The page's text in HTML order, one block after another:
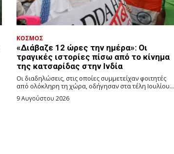
ΚΟΣΜΟΣ
«Διάβαζε 12 ώρες την ημέρα»: Οι
τραγικές ιστορίες πίσω από το κίνημα
της κατσαρίδας στην Ινδία
Οι διαδηλώσεις, στις οποίες συμμετείχαν φοιτητές
από ολόκληρη τη χώρα, οδήγησαν στα τέλη Ιουλίου...
9 Αυγούστου 2026